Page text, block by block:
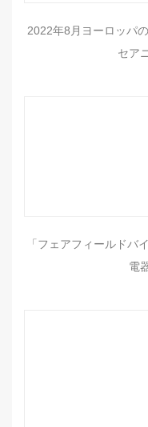
2022年8月ヨーロッパ
セア
「フェアフィールドバ
電